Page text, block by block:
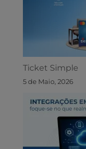
Ticket Simple
5 de Maio, 2026